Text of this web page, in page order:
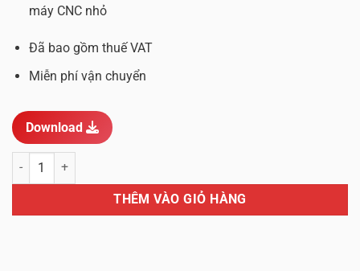
máy CNC nhỏ
Đã bao gồm thuế VAT
Miễn phí vận chuyển
Download
ĐỘNG CƠ BƯỚC XINJE SIZE 42 0.2Nm số lượng
THÊM VÀO GIỎ HÀNG